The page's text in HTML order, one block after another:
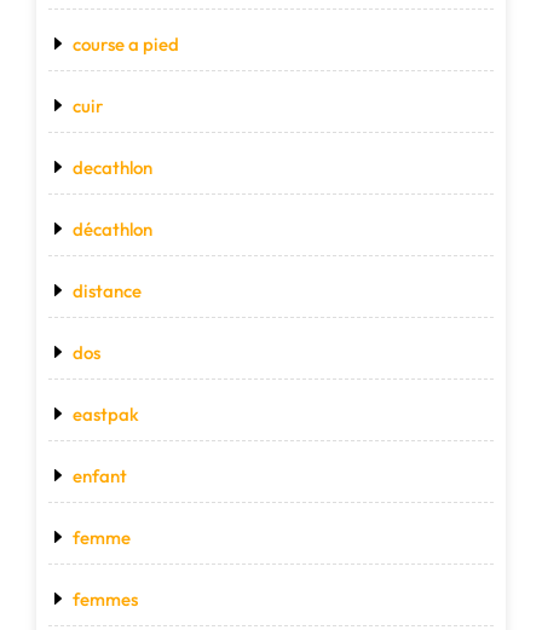
course a pied
cuir
decathlon
décathlon
distance
dos
eastpak
enfant
femme
femmes